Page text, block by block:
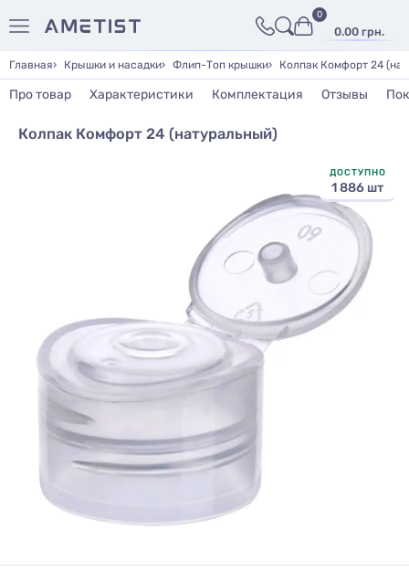
0.00 грн.
0
Главная Крышки и насадки Флип-Топ крышки Колпак Комфорт 24
Про товар Характеристики Комплектация Отзывы
Колпак Комфорт 24 (натуральный)
ДОСТУПНО
1 886 шт